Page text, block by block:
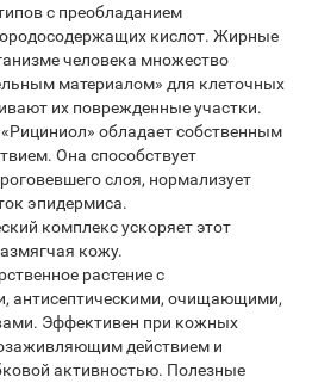
с преобладанием
кислот. Жирные
человека множество
материалом» для клеточных
их поврежденные участки.
обладает собственным
Она способствует
слоя, нормализует
эпидермиса.
комплекс ускоряет этот
кожу.
растение с
антисептическими, очищающими,
Эффективен при кожных
действием и
активностью. Полезные